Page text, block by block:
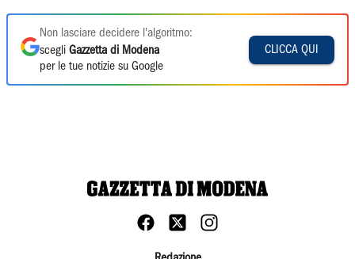
Non lasciare decidere l'algoritmo:
scegli Gazzetta di Modena
per le tue notizie su Google
CLICCA QUI